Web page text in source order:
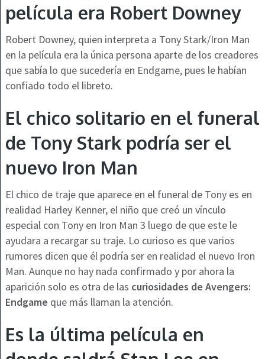
película era Robert Downey
Robert Downey, quien interpreta a Tony Stark/Iron Man
en la película era la única persona aparte de los creadores
que sabía lo que sucedería en Endgame, pues le habían
confiado todo el libreto.
El chico solitario en el funeral
de Tony Stark podría ser el
nuevo Iron Man
El chico de traje que aparece en el funeral de Tony es en
realidad Harley Kenner, el niño que creó un vínculo
especial con Tony en Iron Man 3 luego de que este le
ayudara a recargar su traje. Lo curioso es que varios
rumores dicen que él podría ser en realidad el nuevo Iron
Man. Aunque no hay nada confirmado y por ahora la
aparición solo es otra de las curiosidades de Avengers:
Endgame que más llaman la atención.
Es la última película en